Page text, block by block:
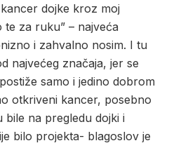
dojke kroz moj
za ruku” – najveća
i zahvalno nosim. I tu
najvećeg značaja, jer se
samo i jedino dobrom
otkriveni kancer, posebno
bile na pregledu dojki i
bilo projekta- blagoslov je